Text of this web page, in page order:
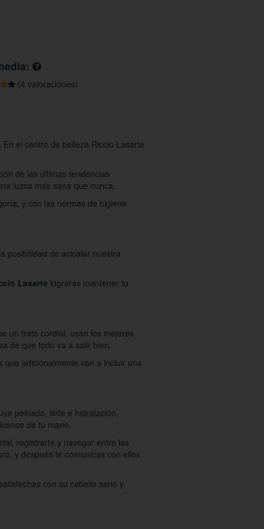
(4 valoraciones)
En el centro de belleza Riccio Lasarte
de las últimas tendencias
luzca más sana que nunca.
y con las normas de higiene
posibilidad de acicalar nuestra
Lasarte lograrás mantener tu
un trato cordial, usan los mejores
de que todo va a salir bien.
que adicionalmente van a incluir una
peinado, tinte e hidratación,
de tu mano.
registrarte y navegar entre las
y después te comunicas con ellos
con su cabello sano y